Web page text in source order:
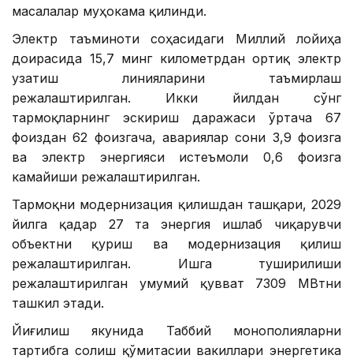
масалалар муҳокама қилинди.
Электр таъминоти соҳасидаги Миллий лойиҳа
доирасида 15,7 минг километрдан ортиқ электр
узатиш линияларини таъмирлаш
режалаштирилган. Икки йилдан сўнг
тармоқларнинг эскириш даражаси ўртача 67
фоиздан 62 фоизгача, авариялар сони 3,9 фоизга
ва электр энергияси истеъмоли 0,6 фоизга
камайиши режалаштирилган.
Тармоқни модернизация қилишдан ташқари, 2029
йилга қадар 27 та энергия ишлаб чиқарувчи
объектни қуриш ва модернизация қилиш
режалаштирилган. Ишга туширилиши
режалаштирилган умумий қувват 7309 МВтни
ташкил этади.
Йиғилиш якунида Таббий монополияларни
тартибга солиш қўмитасии вакиллари энергетика